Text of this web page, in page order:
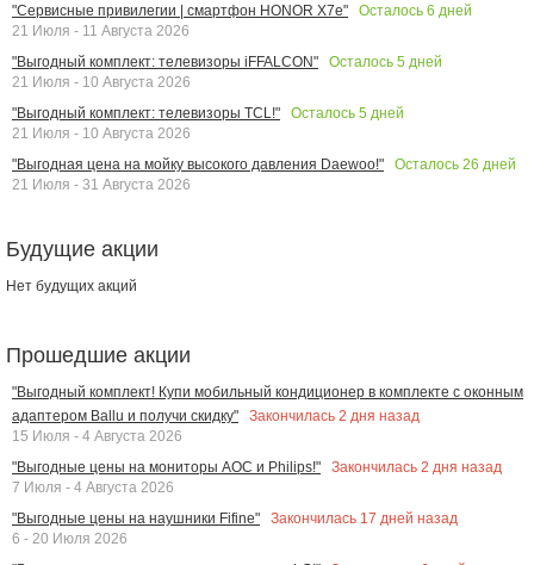
"Сервисные привилегии | смартфон HONOR X7e"
Осталось 6 дней
21 Июля - 11 Августа 2026
"Выгодный комплект: телевизоры iFFALCON"
Осталось 5 дней
21 Июля - 10 Августа 2026
"Выгодный комплект: телевизоры TCL!"
Осталось 5 дней
21 Июля - 10 Августа 2026
"Выгодная цена на мойку высокого давления Daewoo!"
Осталось 26 дней
21 Июля - 31 Августа 2026
Будущие акции
Нет будущих акций
Прошедшие акции
"Выгодный комплект! Купи мобильный кондиционер в комплекте с оконным
адаптером Ballu и получи скидку"
Закончилась 2 дня назад
15 Июля - 4 Августа 2026
"Выгодные цены на мониторы AOC и Philips!"
Закончилась 2 дня назад
7 Июля - 4 Августа 2026
"Выгодные цены на наушники Fifine"
Закончилась 17 дней назад
6 - 20 Июля 2026